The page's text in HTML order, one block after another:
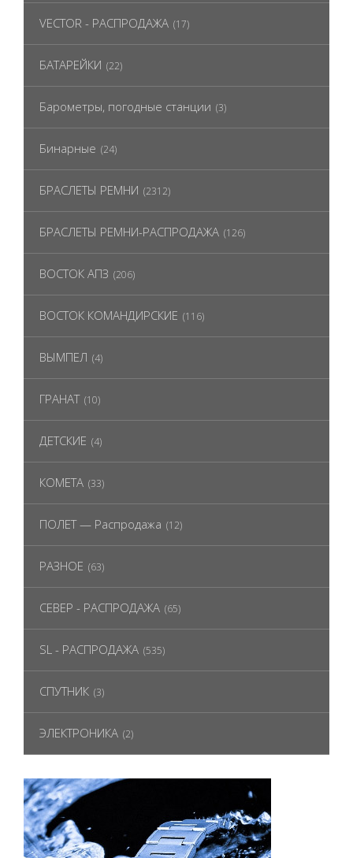
VECTOR - РАСПРОДАЖА (17)
БАТАРЕЙКИ (22)
Барометры, погодные станции (3)
Бинарные (24)
БРАСЛЕТЫ РЕМНИ (2312)
БРАСЛЕТЫ РЕМНИ-РАСПРОДАЖА (126)
ВОСТОК АПЗ (206)
ВОСТОК КОМАНДИРСКИЕ (116)
ВЫМПЕЛ (4)
ГРАНАТ (10)
ДЕТСКИЕ (4)
КОМЕТА (33)
ПОЛЕТ — Распродажа (12)
РАЗНОЕ (63)
СЕВЕР - РАСПРОДАЖА (65)
SL - РАСПРОДАЖА (535)
СПУТНИК (3)
ЭЛЕКТРОНИКА (2)